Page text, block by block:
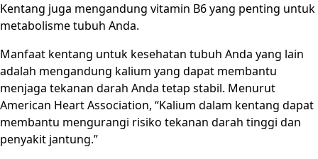
Kentang juga mengandung vitamin B6 yang penting untuk
metabolisme tubuh Anda.
Manfaat kentang untuk kesehatan tubuh Anda yang lain
adalah mengandung kalium yang dapat membantu
menjaga tekanan darah Anda tetap stabil. Menurut
American Heart Association, “Kalium dalam kentang dapat
membantu mengurangi risiko tekanan darah tinggi dan
penyakit jantung.”